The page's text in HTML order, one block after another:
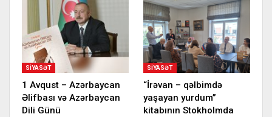
SIYASƏT
1 Avqust – Azərbaycan
Əlifbası və Azərbaycan
Dili Günü
SIYASƏT
“İrəvan – qəlbimdə
yaşayan yurdum”
kitabının Stokholmda